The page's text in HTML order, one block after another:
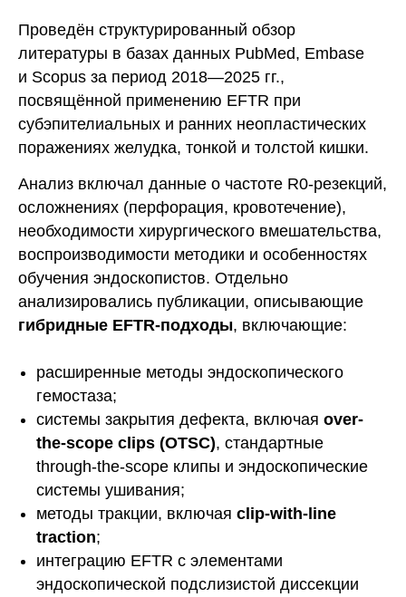
Проведён структурированный обзор
литературы в базах данных PubMed, Embase
и Scopus за период 2018—2025 гг.,
посвящённой применению EFTR при
субэпителиальных и ранних неопластических
поражениях желудка, тонкой и толстой кишки.
Анализ включал данные о частоте R0-резекций,
осложнениях (перфорация, кровотечение),
необходимости хирургического вмешательства,
воспроизводимости методики и особенностях
обучения эндоскопистов. Отдельно
анализировались публикации, описывающие
гибридные EFTR-подходы, включающие:
расширенные методы эндоскопического
гемостаза;
системы закрытия дефекта, включая over-
the-scope clips (OTSC), стандартные
through-the-scope клипы и эндоскопические
системы ушивания;
методы тракции, включая clip-with-line
traction;
интеграцию EFTR с элементами
эндоскопической подслизистой диссекции